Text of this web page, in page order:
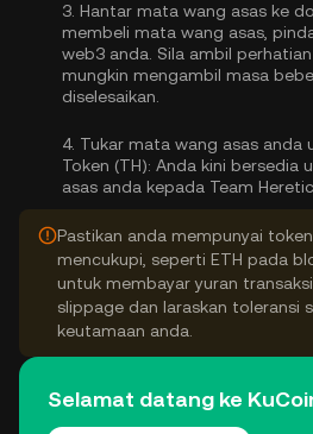
3. Hantar mata wang asas ke
membeli mata wang asas,
web3 anda. Sila ambil
mungkin mengambil masa
diselesaikan.
4. Tukar mata wang asas anda
Token (TH): Anda kini bersedia
asas anda kepada Team
Pastikan anda mempunyai
mencukupi, seperti ETH pada
untuk membayar yuran
slippage dan laraskan toleransi
keutamaan anda.
Selamat datang ke